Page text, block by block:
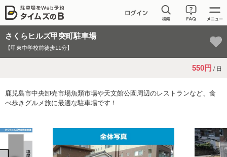
さくらヒルズ甲突町駐車場
【甲東中学校前徒歩11分】
550円 / 日
鹿児島市中央卸売市場魚類市場や天文館公園周辺のレストランなど、食
べ歩きグルメ旅に最適な駐車場です！